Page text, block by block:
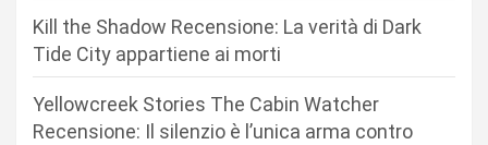
Kill the Shadow Recensione: La verità di Dark
Tide City appartiene ai morti
Yellowcreek Stories The Cabin Watcher
Recensione: Il silenzio è l’unica arma contro